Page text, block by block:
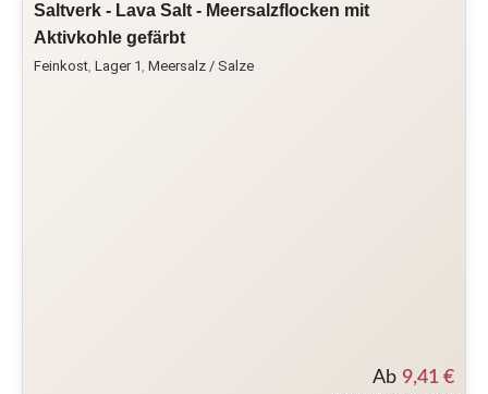
Saltverk - Lava Salt - Meersalzflocken mit
Aktivkohle gefärbt
Feinkost, Lager 1 , Meersalz / Salze
Ab 9,41 €